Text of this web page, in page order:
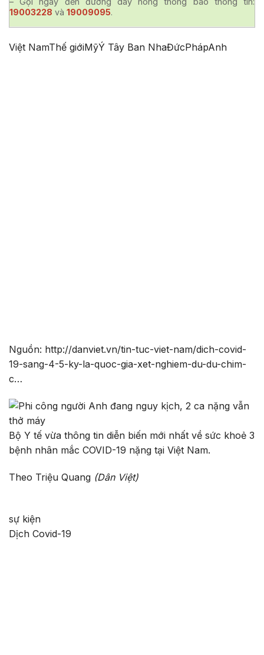
19003228 và 19009095.
Việt NamThế giớiMỹÝ Tây Ban NhaĐứcPhápAnh
Nguồn: http://danviet.vn/tin-tuc-viet-nam/dich-covid-
19-sang-4-5-ky-la-quoc-gia-xet-nghiem-du-du-chim-
c…
Bộ Y tế vừa thông tin diễn biến mới nhất về sức khoẻ 3
bệnh nhân mắc COVID-19 nặng tại Việt Nam.
Theo Triệu Quang (Dân Việt)
sự kiện
Dịch Covid-19